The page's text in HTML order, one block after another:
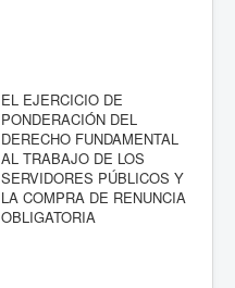
EL EJERCICIO DE
PONDERACIÓN DEL
DERECHO FUNDAMENTAL
AL TRABAJO DE LOS
SERVIDORES PÚBLICOS Y
LA COMPRA DE RENUNCIA
OBLIGATORIA